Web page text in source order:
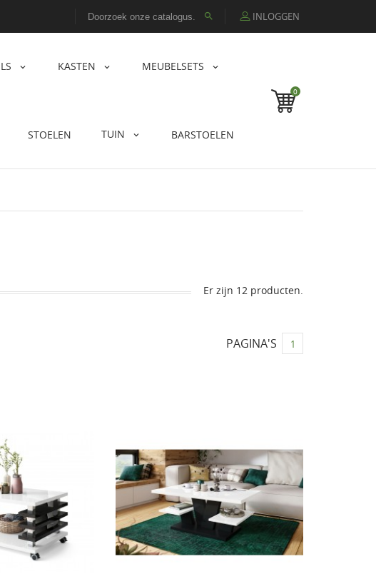
 INLOGGEN
KASTEN MEUBELSETS
STOELEN TUIN BARSTOELEN
0
Er zijn 12 producten.
PAGINA'S 1